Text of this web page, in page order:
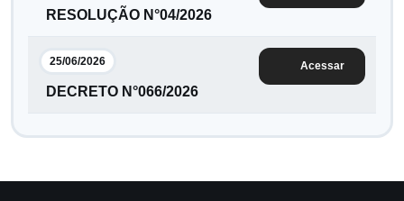
RESOLUÇÃO N°04/2026
25/06/2026
DECRETO N°066/2026
Acessar